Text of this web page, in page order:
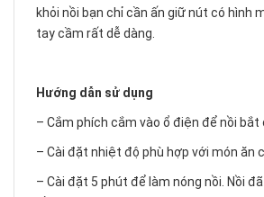
khỏi nồi bạn chỉ cần ấn giữ nút có hình
tay cầm rất dễ dàng.
Hướng dẫn sử dụng
– Cắm phích cắm vào ổ điện để nồi bắt
– Cài đặt nhiệt độ phù hợp với món ăn
– Cài đặt 5 phút để làm nóng nồi. Nồi